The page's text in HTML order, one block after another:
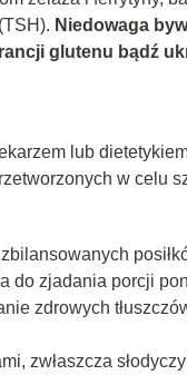
Niedowaga
glutenu bądź
lub
w celu
do zjadania porcji
zdrowych
zwłaszcza